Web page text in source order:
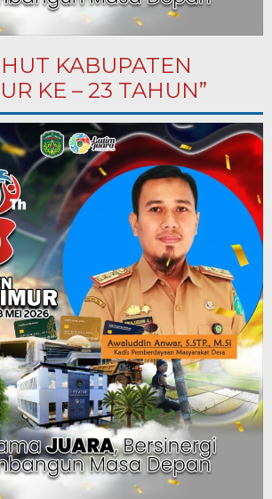
KABUPATEN
KE – 23 TAHUN”